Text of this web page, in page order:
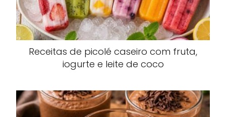
Receitas de picolé caseiro com fruta,
iogurte e leite de coco